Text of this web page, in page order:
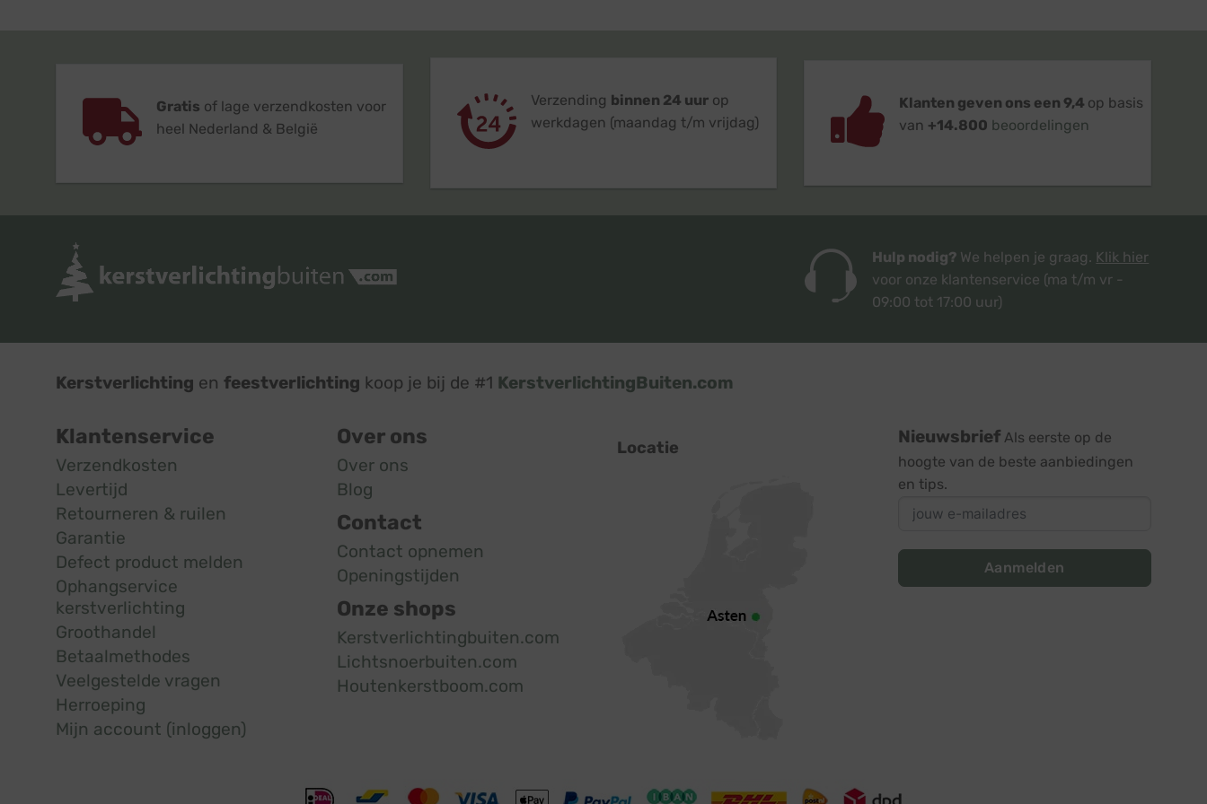
Gratis of lage verzendkosten voor
heel Nederland & België
Verzending binnen 24 uurop
werkdagen (maandag t/m vrijdag)
Klanten geven ons een 9,4 op basis
van +14.800 beoordelingen
Hulp nodig? We helpen je graag. Klik hier
voor onze klantenservice (ma t/m vr -
09:00 tot 17:00 uur)
Kerstverlichting en feestverlichting koop je bij de #1 KerstverlichtingBuiten.com
Klantenservice
Verzendkosten
Levertijd
Retourneren & ruilen
Garantie
Defect product melden
Ophangservice
kerstverlichting
Groothandel
Betaalmethodes
Veelgestelde vragen
Herroeping
Mijn account (inloggen)
Over ons
Over ons
Blog
Contact
Contact opnemen
Openingstijden
Onze shops
Kerstverlichtingbuiten.com
Lichtsnoerbuiten.com
Houtenkerstboom.com
Locatie
Nieuwsbrief Als eerste op de
hoogte van de beste aanbiedingen
en tips.
Aanmelden